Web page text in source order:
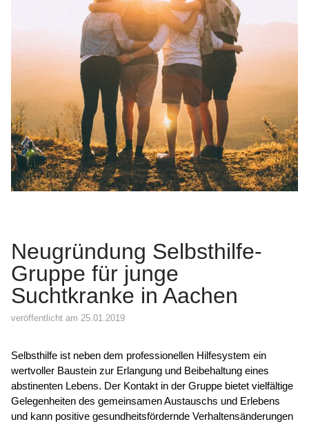
Neugründung Selbsthilfe-
Gruppe für junge
Suchtkranke in Aachen
veröffentlicht am 25.01.2019
Selbsthilfe ist neben dem professionellen Hilfesystem ein
wertvoller Baustein zur Erlangung und Beibehaltung eines
abstinenten Lebens. Der Kontakt in der Gruppe bietet vielfältige
Gelegenheiten des gemeinsamen Austauschs und Erlebens
und kann positive gesundheitsfördernde Verhaltensänderungen